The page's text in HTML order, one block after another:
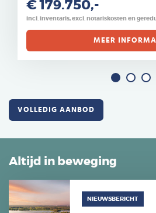
€ 179.750,-
incl. inventaris, excl. notariskosten en
MEER
VOLLEDIG AANBOD
Altijd in beweging
NIEUWSBERICHT